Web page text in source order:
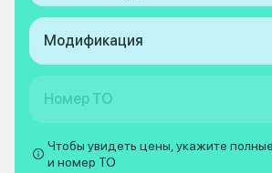
Модификация
Номер ТО
Чтобы увидеть цены, укажите
и номер ТО